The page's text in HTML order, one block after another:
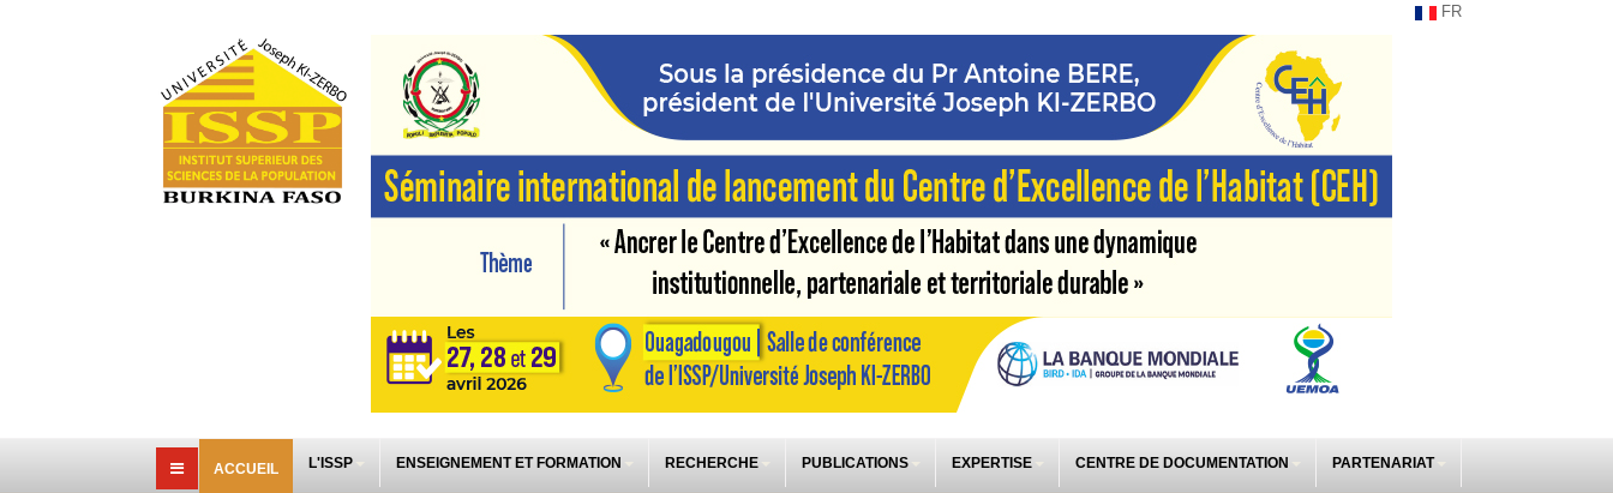
FR
ACCUEIL L'ISSP ENSEIGNEMENT ET FORMATION RECHERCHE PUBLICATIONS EXPERTISE CENTRE DE DOCUMENTATION PARTENARIAT